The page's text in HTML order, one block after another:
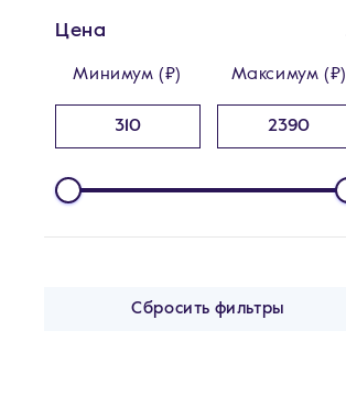
Цена
Минимум (₽) Максимум (₽)
Сбросить фильтры